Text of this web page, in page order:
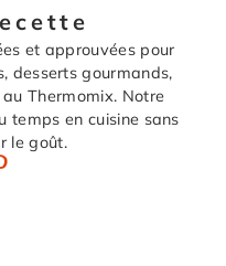
et approuvées pour
desserts gourmands,
Thermomix. Notre
temps en cuisine sans
le goût.